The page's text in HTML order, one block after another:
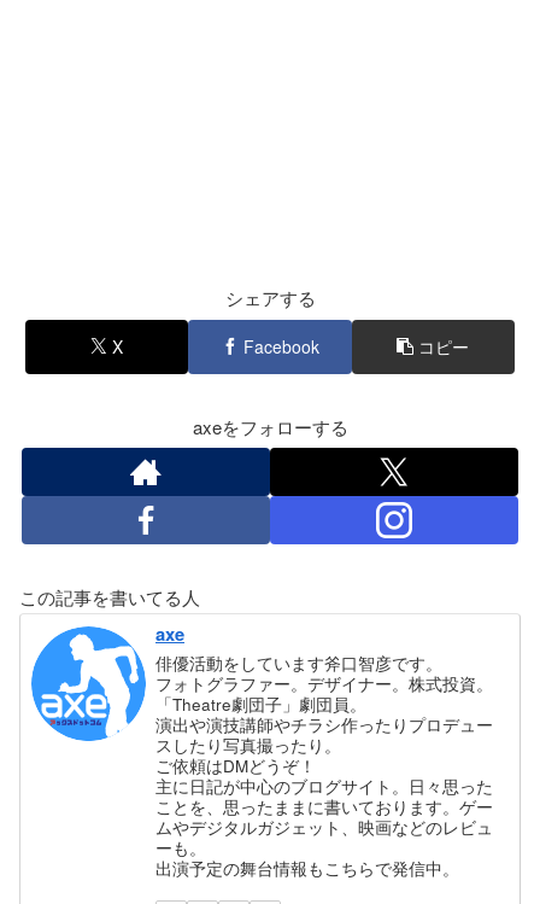
シェアする
X Facebook コピー
axeをフォローする
この記事を書いてる人
axe
俳優活動をしています斧口智彦です。
フォトグラファー。デザイナー。株式投資。
「Theatre劇団子」劇団員。
演出や演技講師やチラシ作ったりプロデュー
スしたり写真撮ったり。
ご依頼はDMどうぞ！
主に日記が中心のブログサイト。日々思った
ことを、思ったままに書いております。ゲー
ムやデジタルガジェット、映画などのレビュ
ーも。
出演予定の舞台情報もこちらで発信中。